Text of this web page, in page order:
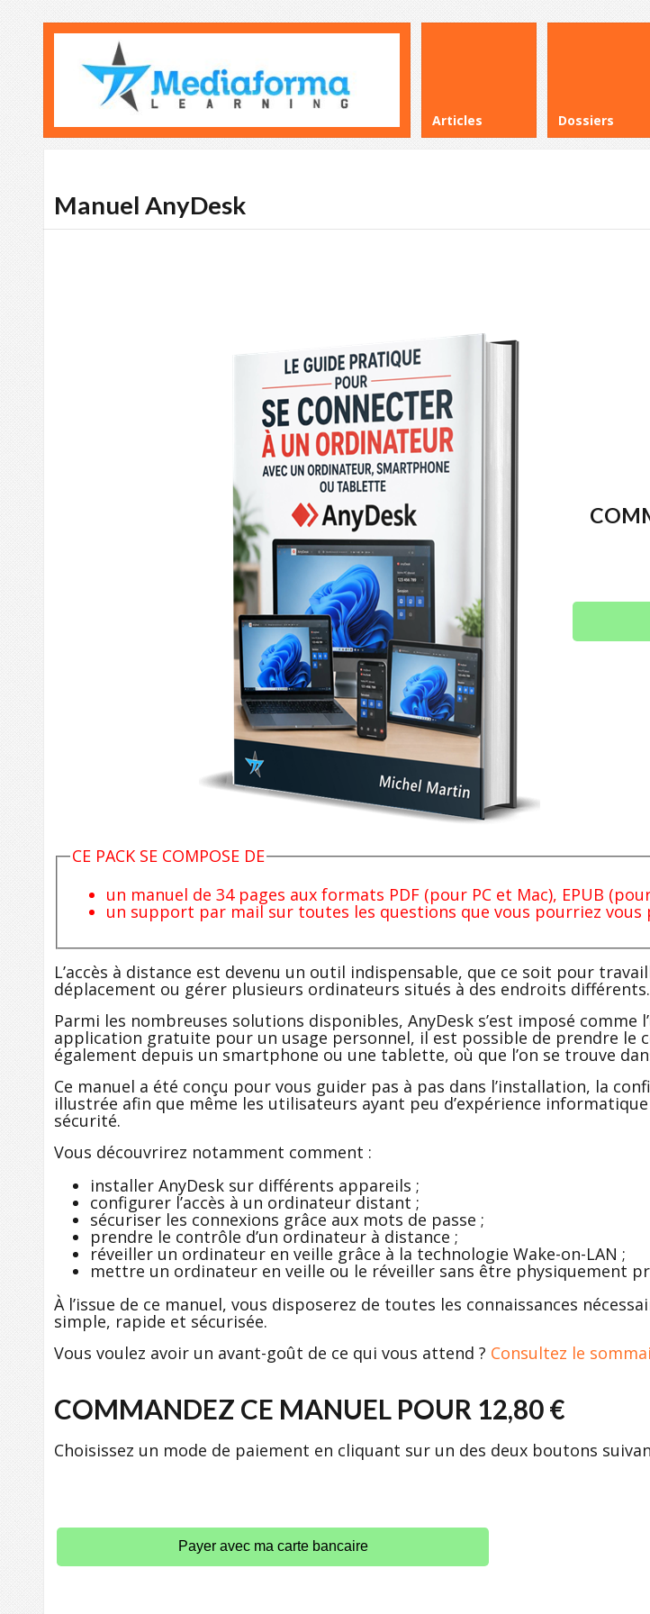
Articles Dossiers
Manuel AnyDesk
CE PACK SE COMPOSE DE
un manuel de 34 pages aux formats PDF (pour PC et Mac), EPUB
un support par mail sur toutes les questions que vous pourriez vous
L’accès à distance est devenu un outil indispensable, que ce soit pour
déplacement ou gérer plusieurs ordinateurs situés à des endroits différents.
Parmi les nombreuses solutions disponibles, AnyDesk s’est imposé
application gratuite pour un usage personnel, il est possible de prendre le
également depuis un smartphone ou une tablette, où que l’on se trouve
Ce manuel a été conçu pour vous guider pas à pas dans l’installation, la
illustrée afin que même les utilisateurs ayant peu d’expérience
sécurité.
Vous découvrirez notamment comment :
installer AnyDesk sur différents appareils ;
configurer l’accès à un ordinateur distant ;
sécuriser les connexions grâce aux mots de passe ;
prendre le contrôle d’un ordinateur à distance ;
réveiller un ordinateur en veille grâce à la technologie Wake-on-LAN ;
mettre un ordinateur en veille ou le réveiller sans être physiquement
À l’issue de ce manuel, vous disposerez de toutes les connaissances
simple, rapide et sécurisée.
Vous voulez avoir un avant-goût de ce qui vous attend ? Consultez le
COMMANDEZ CE MANUEL POUR 12,80 €
Choisissez un mode de paiement en cliquant sur un des deux boutons
Payer avec ma carte bancaire